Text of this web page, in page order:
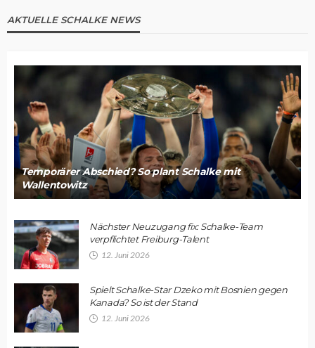
AKTUELLE SCHALKE NEWS
Temporärer Abschied? So plant Schalke mit
Wallentowitz
Nächster Neuzugang fix: Schalke-Team
verpflichtet Freiburg-Talent
12. Juni 2026
Spielt Schalke-Star Dzeko mit Bosnien gegen
Kanada? So ist der Stand
12. Juni 2026